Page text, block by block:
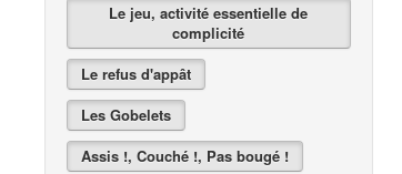
Le jeu, activité essentielle de
complicité
Le refus d'appât
Les Gobelets
Assis !, Couché !, Pas bougé !